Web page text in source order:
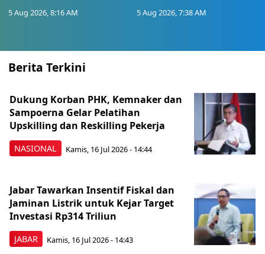
5 Aug 2026, 8:16 AM 5 Aug 2026, 7:38 AM
Berita Terkini
NASIONAL
Dukung Korban PHK, Kemnaker dan
Sampoerna Gelar Pelatihan
Upskilling dan Reskilling Pekerja
Kamis, 16 Jul 2026 - 14:44
JABAR
Jabar Tawarkan Insentif Fiskal dan
Jaminan Listrik untuk Kejar Target
Investasi Rp314 Triliun
Kamis, 16 Jul 2026 - 14:43